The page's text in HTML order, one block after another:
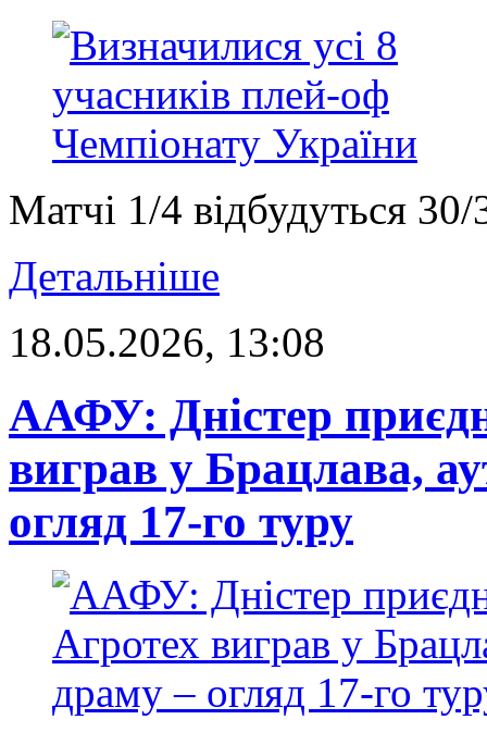
Матчі 1/4 відбудуться
Детальніше
18.05.2026, 13:08
ААФУ: Дністер
виграв у Брацлава,
огляд 17-го туру